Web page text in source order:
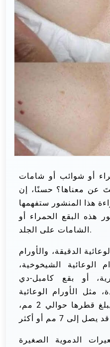
أو شوائب أو شامات
عن معناها؟ حسنًا، إن
هذا المنشور ستفهمها
هذه البقع الحمراء أو
الشامات على الجلد.
الدقيقة، والأورام
الوعائية الشيخوخية،
أو بقع كامبل-دي
مثل الأورام الوعائية
المسطحة. وهي صغيرة، يبلغ قطرها حوالي 2 مم،
الدموية الصغيرة